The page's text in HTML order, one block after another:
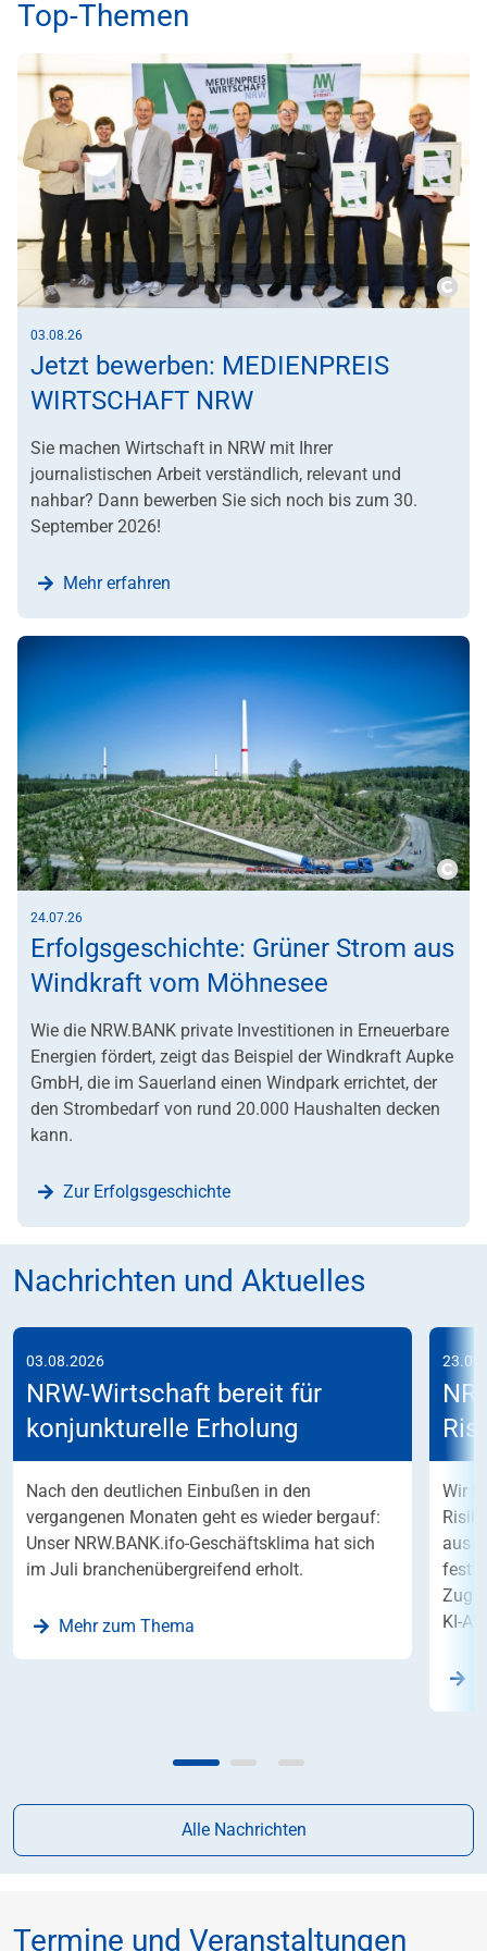
Top-Themen
03.08.26
Jetzt bewerben: MEDIENPREIS
WIRTSCHAFT NRW
Sie machen Wirtschaft in NRW mit Ihrer
journalistischen Arbeit verständlich, relevant und
nahbar? Dann bewerben Sie sich noch bis zum 30.
September 2026!
Mehr erfahren
24.07.26
Erfolgsgeschichte: Grüner Strom aus
Windkraft vom Möhnesee
Wie die NRW.BANK private Investitionen in Erneuerbare
Energien fördert, zeigt das Beispiel der Windkraft Aupke
GmbH, die im Sauerland einen Windpark errichtet, der
den Strombedarf von rund 20.000 Haushalten decken
kann.
Zur Erfolgsgeschichte
Nachrichten und Aktuelles
03.08.2026
NRW-Wirtschaft bereit für
konjunkturelle Erholung
Nach den deutlichen Einbußen in den
vergangenen Monaten geht es wieder bergauf:
Unser NRW.BANK.ifo-Geschäftsklima hat sich
im Juli branchenübergreifend erholt.
Mehr zum Thema
Wir
aus
KI-
Alle Nachrichten
Termine und Veranstaltungen